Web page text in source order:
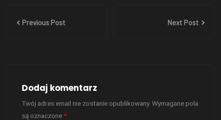
Previous Post Next Post
Dodaj komentarz
Twój adres email nie zostanie opublikowany. Wymagane pola
są oznaczone*